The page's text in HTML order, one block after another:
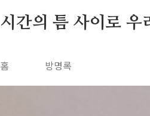
시간의 틈 사이로 우
홈 방명록